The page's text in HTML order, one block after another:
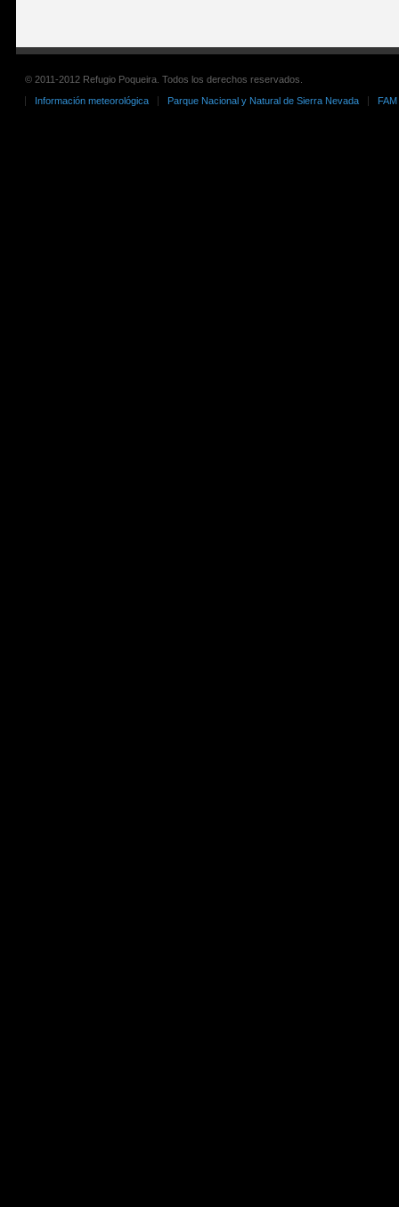
© 2011-2012 Refugio Poqueira. Todos los derechos reservados.
Información meteorológica
Parque Nacional y Natural de Sierra Nevada FAM